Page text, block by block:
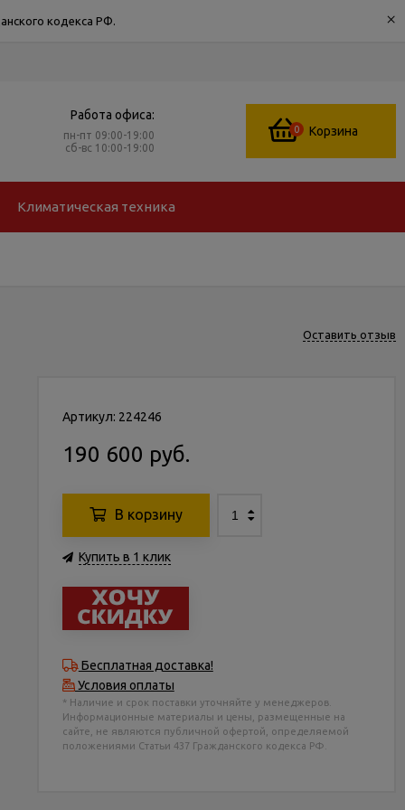
кодекса РФ. ×
Работа офиса:
пн-пт 09:00-19:00
сб-вс 10:00-19:00
0 Корзина
Климатическая техника
Оставить отзыв
Артикул: 224246
190 600 руб.
В корзину
Купить в 1 клик
Бесплатная доставка!
Условия оплаты
* Наличие и срок поставки уточняйте у менеджеров.
Информационные материалы и цены, размещенные на
сайте, не являются публичной офертой, определяемой
положениями Статьи 437 Гражданского кодекса РФ.